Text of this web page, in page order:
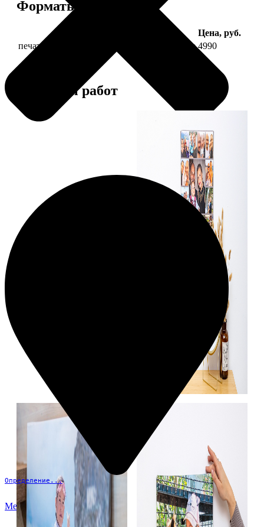
Определение...
Меню
Форматы и цены
Цена, руб.
печать фото на холсте 40х60 на подрамнике 4990
Примеры работ